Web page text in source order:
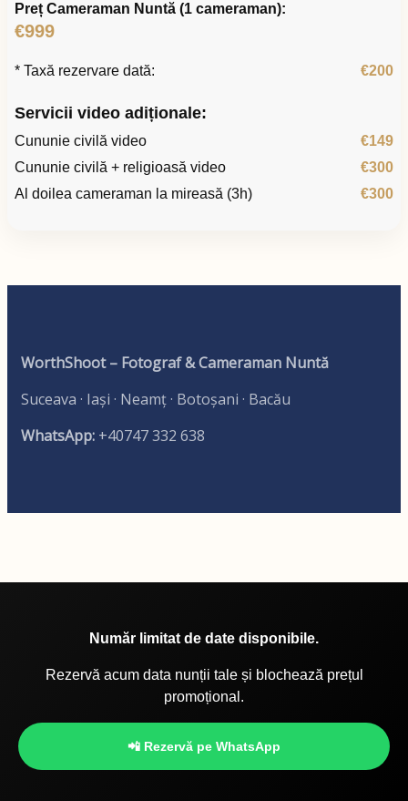
Preț Cameraman Nuntă (1 cameraman):
€999
* Taxă rezervare dată: €200
Servicii video adiționale:
Cununie civilă video
€149
Cununie civilă + religioasă video
€300
Al doilea cameraman la mireasă (3h)
€300
WorthShoot – Fotograf & Cameraman Nuntă
Suceava · Iași · Neamț · Botoșani · Bacău
WhatsApp: +40747 332 638
Număr limitat de date disponibile.
Rezervă acum data nunții tale și blochează prețul
promoțional.
📲 Rezervă pe WhatsApp